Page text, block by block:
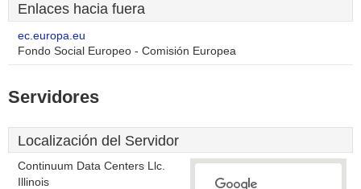
Enlaces hacia fuera
ec.europa.eu
Fondo Social Europeo - Comisión Europea
Servidores
Localización del Servidor
Continuum Data Centers Llc.
Illinois